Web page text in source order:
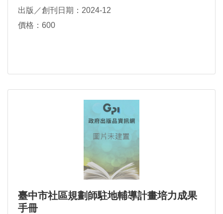
出版／創刊日期：2024-12
價格：600
臺中市社區規劃師駐地輔導計畫培力成果
手冊